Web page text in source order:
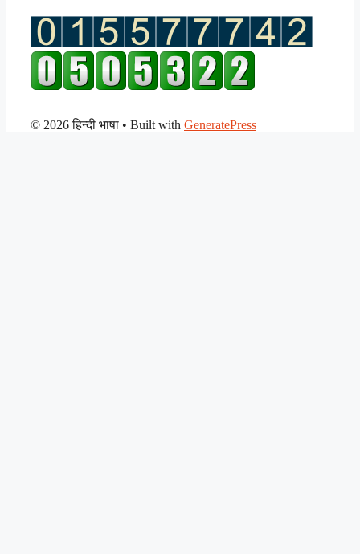
© 2026 हिन्दी भाषा • Built with GeneratePress